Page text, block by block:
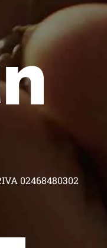
02468480302